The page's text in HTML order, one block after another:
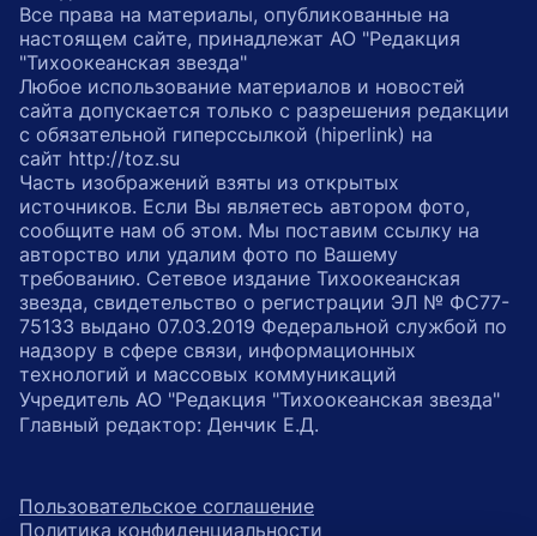
Все права на материалы, опубликованные на
настоящем сайте, принадлежат АО "Редакция
"Тихоокеанская звезда"
Любое использование материалов и новостей
сайта допускается только с разрешения редакции
с обязательной гиперссылкой (hiperlink) на
сайт http://toz.su
Часть изображений взяты из открытых
источников. Если Вы являетесь автором фото,
сообщите нам об этом. Мы поставим ссылку на
авторство или удалим фото по Вашему
требованию. Сетевое издание Тихоокеанская
звезда, свидетельство о регистрации ЭЛ № ФС77-
75133 выдано 07.03.2019 Федеральной службой по
надзору в сфере связи, информационных
технологий и массовых коммуникаций
Учредитель АО "Редакция "Тихоокеанская звезда"
Главный редактор: Денчик Е.Д.
Пользовательское соглашение
Политика конфиденциальности